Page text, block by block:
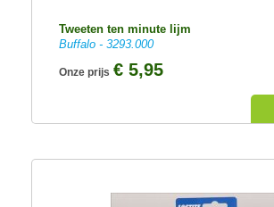
Tweeten ten minute lijm
Buffalo - 3293.000
Onze prijs € 5,95